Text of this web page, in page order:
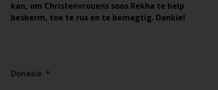
kan, om Christenvrouens soos Rekha te help
beskerm, toe te rus en te bemagtig. Dankie!
Donasie *